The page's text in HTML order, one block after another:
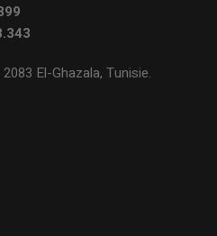
El-Ghazala, Tunisie.